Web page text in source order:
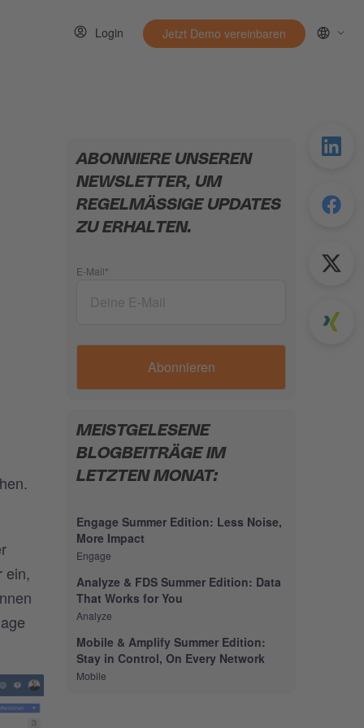
for Ressourcen
Login Jetzt Demo vereinbaren
ein,
ABONNIERE UNSEREN
NEWSLETTER, UM
REGELMÄSSIGE UPDATES Z
U ERHALTEN.
E-Mail*
MEISTGELESENE
BLOGBEITRÄGE IM
LETZTEN MONAT:
Engage Summer Edition: Less Noise,
More Impact
Engage
Analyze & FDS Summer Edition: Data
That Works for You
Analyze
Mobile & Amplify Summer Edition:
Stay in Control, On Every Network
Mobile